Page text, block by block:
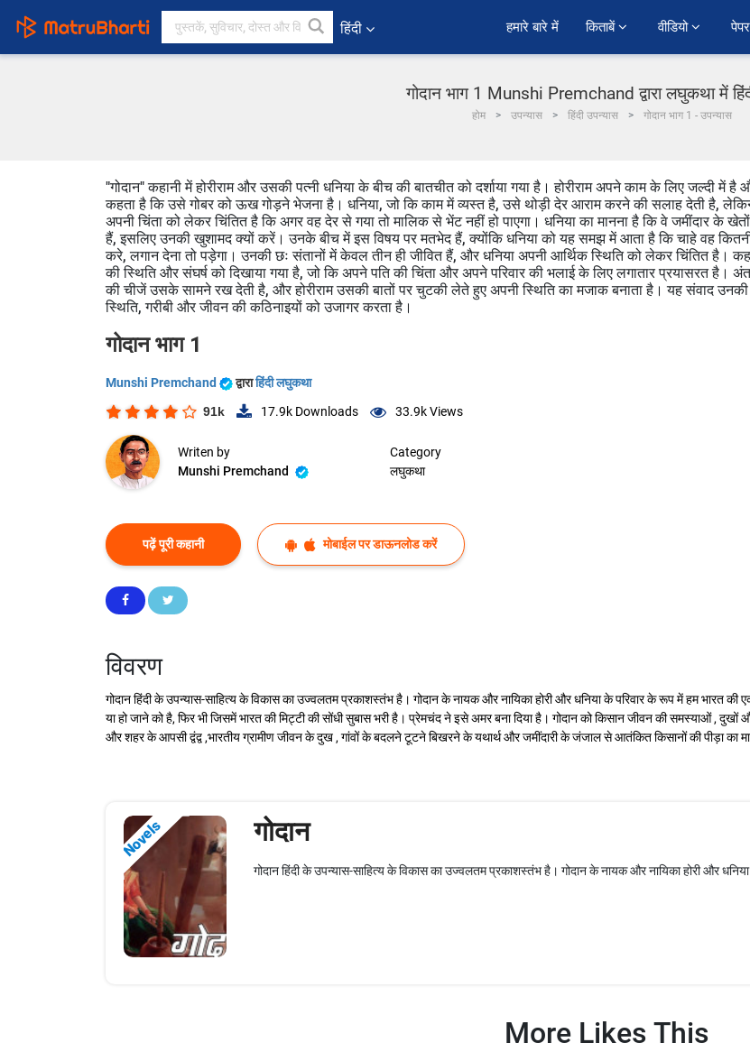
हिंदी हमारे बारे में किताबें वीडियो
गोदान भाग 1 Munshi Premchand द्वारा लघुकथा में
होम उपन्यास हिंदी उपन्यास गोदान भाग 1 - उपन्यास
"गोदान" कहानी में होरीराम और उसकी पत्नी धनिया के बीच की बातचीत को दर्शाया गया है। होरीराम अपने काम के लिए जल्दी में है
कहता है कि उसे गोबर को ऊख गोड़ने भेजना है। धनिया, जो कि काम में व्यस्त है, उसे थोड़ी देर आराम करने की सलाह देती है, लेकिन
अपनी चिंता को लेकर चिंतित है कि अगर वह देर से गया तो मालिक से भेंट नहीं हो पाएगा। धनिया का मानना है कि वे जमींदार के
हैं, इसलिए उनकी खुशामद क्यों करें। उनके बीच में इस विषय पर मतभेद हैं, क्योंकि धनिया को यह समझ में आता है कि चाहे वह
करे, लगान देना तो पड़ेगा। उनकी छः संतानों में केवल तीन ही जीवित हैं, और धनिया अपनी आर्थिक स्थिति को लेकर चिंतित है।
की स्थिति और संघर्ष को दिखाया गया है, जो कि अपने पति की चिंता और अपने परिवार की भलाई के लिए लगातार प्रयासरत है।
की चीजें उसके सामने रख देती है, और होरीराम उसकी बातों पर चुटकी लेते हुए अपनी स्थिति का मजाक बनाता है। यह संवाद
स्थिति, गरीबी और जीवन की कठिनाइयों को उजागर करता है।
गोदान भाग 1
Munshi Premchand द्वाराहिंदी लघुकथा
91k 17.9k Downloads 33.9kViews
Writen by
Munshi Premchand
Category
लघुकथा
पढ़ें पूरी कहानी मोबाईल पर डाऊनलोड करें
विवरण
गोदान हिंदी के उपन्यास-साहित्य के विकास का उज्वलतम प्रकाशस्तंभ है। गोदान के नायक और नायिका होरी और धनिया के परिवार के रूप में हम भारत
या हो जाने को है, फिर भी जिसमें भारत की मिट्टी की सोंधी सुबास भरी है। प्रेमचंद ने इसे अमर बना दिया है। गोदान को किसान जीवन की समस्याओं , दुखों
और शहर के आपसी द्वंद्व ,भारतीय ग्रामीण जीवन के दुख , गांवों के बदलने टूटने बिखरने के यथार्थ और जमींदारी के जंजाल से आतंकित किसानों की पीड़ा का
Novels गोदान
गोदान हिंदी के उपन्यास-साहित्य के विकास का उज्वलतम प्रकाशस्तंभ है। गोदान के नायक और नायिका होरी और
More Likes This